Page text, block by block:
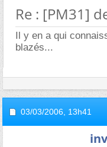
Re : [PM31]
Il y en a qui
blazés...
03/03/2006, 13h41